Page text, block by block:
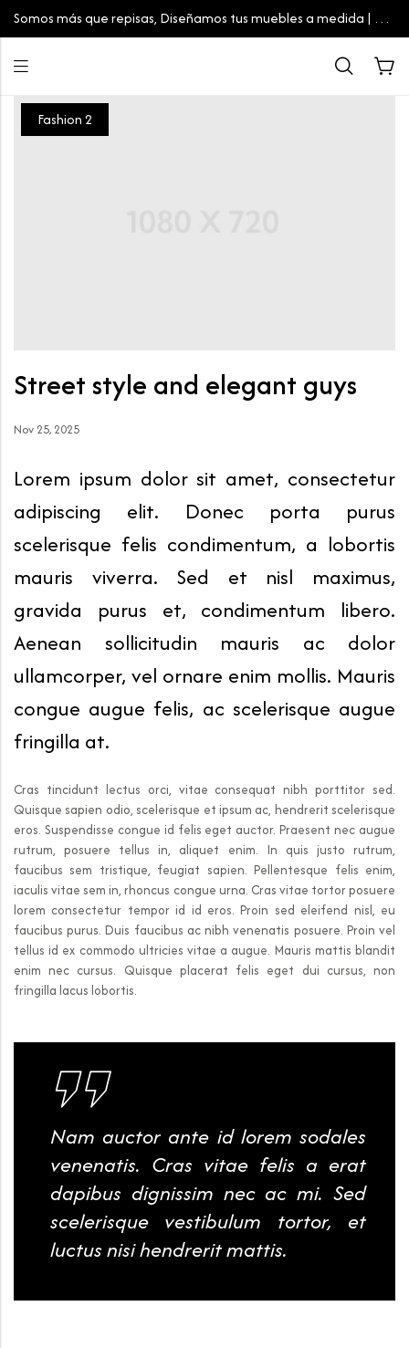
Somos más que repisas, Diseñamos tus muebles a medida | Tu
Fashion 2
Street style and elegant guys
Nov 25, 2025
Lorem ipsum dolor sit amet, consectetur
adipiscing elit. Donec porta purus
scelerisque felis condimentum, a lobortis
mauris viverra. Sed et nisl maximus,
gravida purus et, condimentum libero.
Aenean sollicitudin mauris ac dolor
ullamcorper, vel ornare enim mollis. Mauris
congue augue felis, ac scelerisque augue
fringilla at.
Cras tincidunt lectus orci, vitae consequat nibh porttitor sed.
Quisque sapien odio, scelerisque et ipsum ac, hendrerit scelerisque
eros. Suspendisse congue id felis eget auctor. Praesent nec augue
rutrum, posuere tellus in, aliquet enim. In quis justo rutrum,
faucibus sem tristique, feugiat sapien. Pellentesque felis enim,
iaculis vitae sem in, rhoncus congue urna. Cras vitae tortor posuere
lorem consectetur tempor id id eros. Proin sed eleifend nisl, eu
faucibus purus. Duis faucibus ac nibh venenatis posuere. Proin vel
tellus id ex commodo ultricies vitae a augue. Mauris mattis blandit
enim nec cursus. Quisque placerat felis eget dui cursus, non
fringilla lacus lobortis.
Nam auctor ante id lorem sodales
venenatis. Cras vitae felis a erat
dapibus dignissim nec ac mi. Sed
scelerisque vestibulum tortor, et
luctus nisi hendrerit mattis.